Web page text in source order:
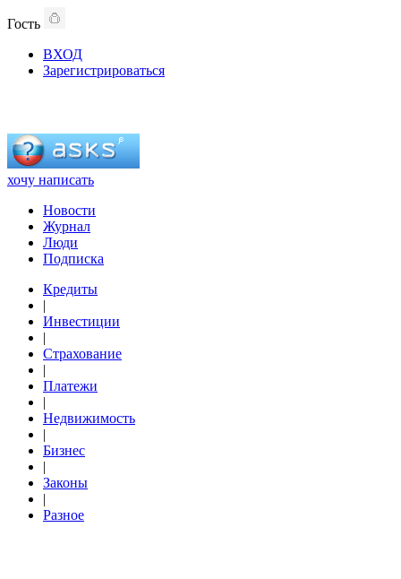
Гость
ВХОД
Зарегистрироваться
хочу написать
Новости
Журнал
Люди
Подписка
Кредиты
|
Инвестиции
|
Страхование
|
Платежи
|
Недвижимость
|
Бизнес
|
Законы
|
Разное